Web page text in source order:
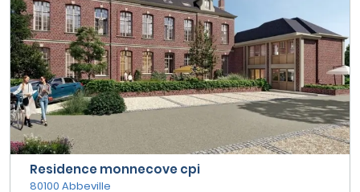
Residence monnecove cpi
80100 Abbeville